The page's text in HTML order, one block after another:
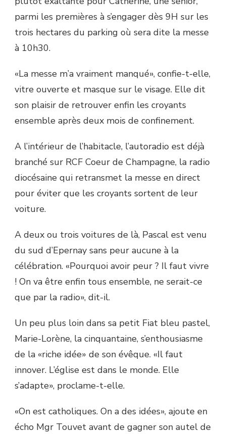
parmi les premières à s’engager dès 9H sur les
trois hectares du parking où sera dite la messe
à 10h30.
«La messe m’a vraiment manqué», confie-t-elle,
vitre ouverte et masque sur le visage. Elle dit
son plaisir de retrouver enfin les croyants
ensemble après deux mois de confinement.
A l’intérieur de l’habitacle, l’autoradio est déjà
branché sur RCF Coeur de Champagne, la radio
diocésaine qui retransmet la messe en direct
pour éviter que les croyants sortent de leur
voiture.
A deux ou trois voitures de là, Pascal est venu
du sud d’Epernay sans peur aucune à la
célébration. «Pourquoi avoir peur ? Il faut vivre
! On va être enfin tous ensemble, ne serait-ce
que par la radio», dit-il.
Un peu plus loin dans sa petit Fiat bleu pastel,
Marie-Lorène, la cinquantaine, s’enthousiasme
de la «riche idée» de son évêque. «Il faut
innover. L’église est dans le monde. Elle
s’adapte», proclame-t-elle.
«On est catholiques. On a des idées», ajoute en
écho Mgr Touvet avant de gagner son autel de